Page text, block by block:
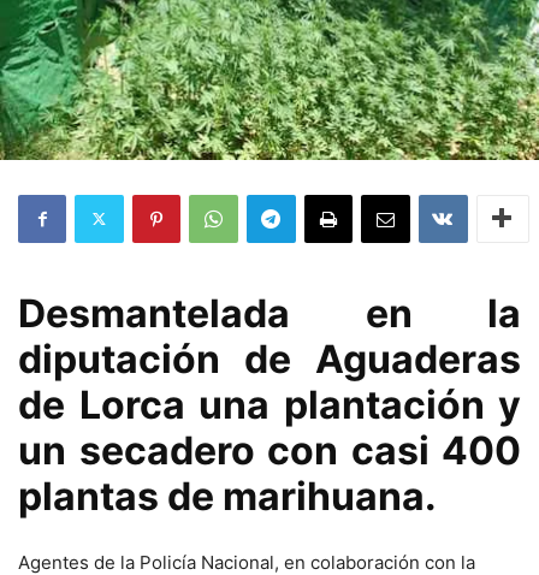
Desmantelada en la
diputación de Aguaderas
de Lorca una plantación y
un secadero con casi 400
plantas de marihuana.
Agentes de la Policía Nacional, en colaboración con la